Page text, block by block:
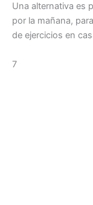
Una alternativa es
por la mañana,
de ejercicios en
7